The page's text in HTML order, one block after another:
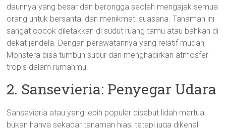
daunnya yang besar dan berongga seolah mengajak semua
orang untuk bersantai dan menikmati suasana. Tanaman ini
sangat cocok diletakkan di sudut ruang tamu atau bahkan di
dekat jendela. Dengan perawatannya yang relatif mudah,
Monstera bisa tumbuh subur dan menghadirkan atmosfer
tropis dalam rumahmu.
2. Sansevieria: Penyegar Udara
Sansevieria atau yang lebih populer disebut lidah mertua
bukan hanya sekadar tanaman hias, tetapi juga dikenal